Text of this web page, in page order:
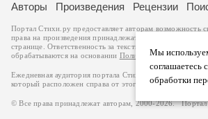
Мы
соглашаетесь
обработки
Авторы Произведения Рецензии
Портал Стихи.ру предоставляет авторам возможность
права на произведения принадлежат авторам и
странице. Ответственность за тексты произведений
обрабатываются на основании Политики обработки
Ежедневная аудитория портала Стихи.ру – порядка
который расположен справа от этого текста. В каждой
© Все права принадлежат авторам, 2000-2026.